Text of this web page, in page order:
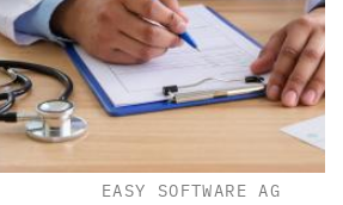
EASY SOFTWARE AG